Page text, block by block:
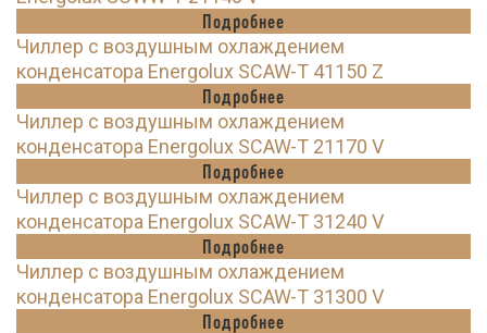
Подробнее
Чиллер с воздушным охлаждением
конденсатора Energolux SCAW-T 41150 Z
Подробнее
Чиллер с воздушным охлаждением
конденсатора Energolux SCAW-T 21170 V
Подробнее
Чиллер с воздушным охлаждением
конденсатора Energolux SCAW-T 31240 V
Подробнее
Чиллер с воздушным охлаждением
конденсатора Energolux SCAW-T 31300 V
Подробнее